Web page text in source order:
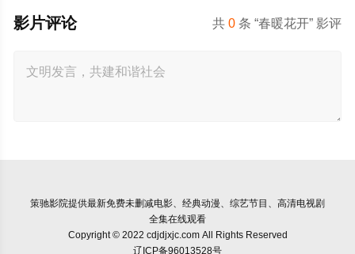
共0 条 “春暖花开” 影评
影片评论
策驰影院提供最新免费未删减电影、经典动漫、综艺节目、高清电视剧
全集在线观看
Copyright © 2022 cdjdjxjc.com All Rights Reserved
辽ICP备96013528号